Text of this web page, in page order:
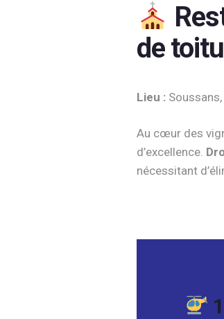
de
Lieu :
Au cœur des
d’excellence.
nécessitant